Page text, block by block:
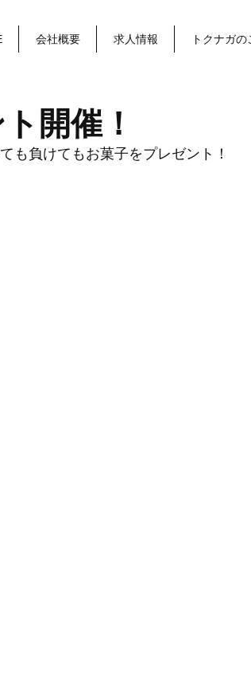
会社概要 求人情報 トクナガの
開催！
も負けてもお菓子をプレゼント！